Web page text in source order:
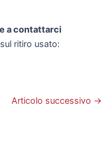
a contattarci
ritiro usato:
Articolo successivo →